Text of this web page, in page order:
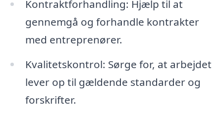
Kontraktforhandling: Hjælp til at
gennemgå og forhandle kontrakter
med entreprenører.
Kvalitetskontrol: Sørge for, at arbejdet
lever op til gældende standarder og
forskrifter.